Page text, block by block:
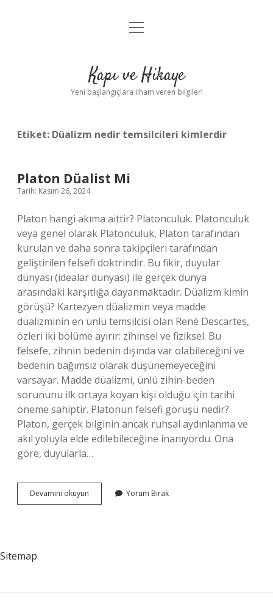
Anasayfa
Yasal Uyarı
menüyü
Kapı ve Hikaye
Yeni başlangıçlara ilham veren bilgiler!
Etiket: Düalizm nedir temsilcileri kimlerdir
Platon Düalist Mi
Tarih: Kasım 26, 2024
Platon hangi akıma aittir? Platonculuk. Platonculuk
veya genel olarak Platonculuk, Platon tarafından
kurulan ve daha sonra takipçileri tarafından
geliştirilen felsefi doktrindir. Bu fikir, duyular
dünyası (idealar dünyası) ile gerçek dünya
arasındaki karşıtlığa dayanmaktadır. Düalizm kimin
görüşü? Kartezyen düalizmin veya madde
düalizminin en ünlü temsilcisi olan René Descartes,
özleri iki bölüme ayırır: zihinsel ve fiziksel. Bu
felsefe, zihnin bedenin dışında var olabileceğini ve
bedenin bağımsız olarak düşünemeyeceğini
varsayar. Madde düalizmi, ünlü zihin-beden
sorununu ilk ortaya koyan kişi olduğu için tarihi
öneme sahiptir. Platonun felsefi görüşü nedir?
Platon, gerçek bilginin ancak ruhsal aydınlanma ve
akıl yoluyla elde edilebileceğine inanıyordu. Ona
göre, duyularla…
Devamını okuyun
Düalist
Yorum Bırak
Sitemap